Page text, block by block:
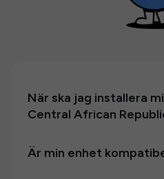
När ska jag installera
Central African
Är min enhet